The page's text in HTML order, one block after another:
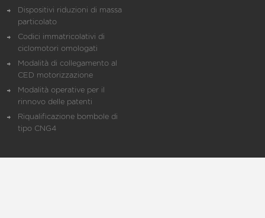
Dispositivi riduzioni di massa
particolato
Codici immatricolativi di
ciclomotori omologati
Modalità di collegamento al
CED motorizzazione
Modalità operative per il
rinnovo delle patenti
Riqualificazione bombole di
tipo CNG4